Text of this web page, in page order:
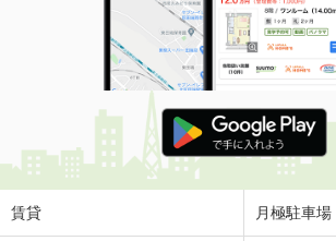
専有面積 28.14m²
間取り
1K
岩手県盛岡市高松３
価 格
5.10万円
住 所
岩手県盛岡市高松３
専有面積
賃貸 月極駐車場